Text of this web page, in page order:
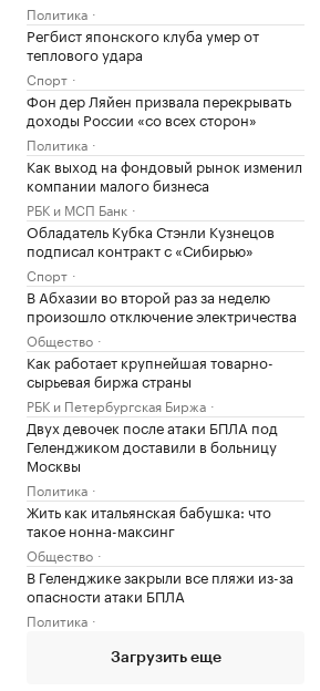
Политика
Регбист японского клуба умер от
теплового удара
Спорт
Фон дер Ляйен призвала перекрывать
доходы России «со всех сторон»
Политика
Как выход на фондовый рынок изменил
компании малого бизнеса
РБК и МСП Банк
Обладатель Кубка Стэнли Кузнецов
подписал контракт с «Сибирью»
Спорт
В Абхазии во второй раз за неделю
произошло отключение электричества
Общество
Как работает крупнейшая товарно-
сырьевая биржа страны
РБК и Петербургская Биржа
Двух девочек после атаки БПЛА под
Геленджиком доставили в больницу
Москвы
Политика
Жить как итальянская бабушка: что
такое нонна-максинг
Общество
В Геленджике закрыли все пляжи из-за
опасности атаки БПЛА
Политика
Загрузить еще